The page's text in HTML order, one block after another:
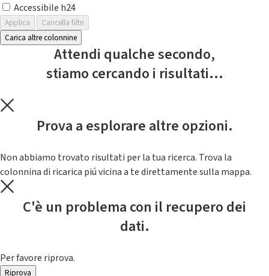
Accessibile h24
Applica
Cancella filtri
Carica altre colonnine
Attendi qualche secondo,
stiamo cercando i risultati...
Prova a esplorare altre opzioni.
Non abbiamo trovato risultati per la tua ricerca. Trova la
colonnina di ricarica piú vicina a te direttamente sulla mappa.
C'è un problema con il recupero dei
dati.
Per favore riprova.
Riprova